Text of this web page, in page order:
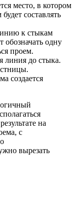
место, в котором
составлять
к стыкам
обозначать одну
проем.
линия до стыка.
создается
на
с
вырезать